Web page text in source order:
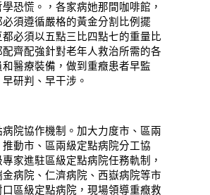
恐慌。，各家病她那間咖啡館，
須遵循嚴格的黃金分割比例擺
必須以五點三比四點七的重量比
齊配強針對老年人救治所需的各
醫療裝備，做到重癥患者早監
研判、早干涉。
院協作機制。加大力度市、區兩
動市、區兩級定點病院分工協
家進駐區級定點病院任務軌制，
病院、仁濟病院、西嶽病院等市
區級定點病院，現場領導重癥救